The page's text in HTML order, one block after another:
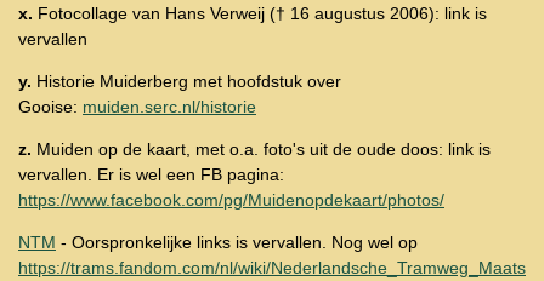
x. Fotocollage van Hans Verweij († 16 augustus 2006): link is
vervallen
y. Historie Muiderberg met hoofdstuk over
Gooise: muiden.serc.nl/historie
z. Muiden op de kaart, met o.a. foto's uit de oude doos: link is
vervallen. Er is wel een FB pagina:
https://www.facebook.com/pg/Muidenopdekaart/photos/
NTM - Oorspronkelijke links is vervallen. Nog wel op
https://trams.fandom.com/nl/wiki/Nederlandsche_Tramweg_Maats